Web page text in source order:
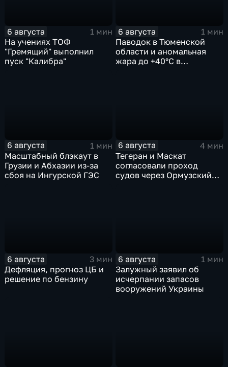
6 августа
1 мин
На учениях ТОФ
"Гремящий" выполнил
пуск "Калибра"
6 августа
1 мин
Паводок в Тюменской
области и аномальная
жара до +40°C в
6 августа
1 мин
Масштабный блэкаут в
Грузии и Абхазии из-за
сбоя на Ингурской ГЭС
6 августа
4 мин
Тегеран и Маскат
согласовали проход
судов через Ормузский
6 августа
3 мин
Дефляция, прогноз ЦБ и
решение по бензину
6 августа
1 мин
Залужный заявил об
исчерпании запасов
вооружений Украины